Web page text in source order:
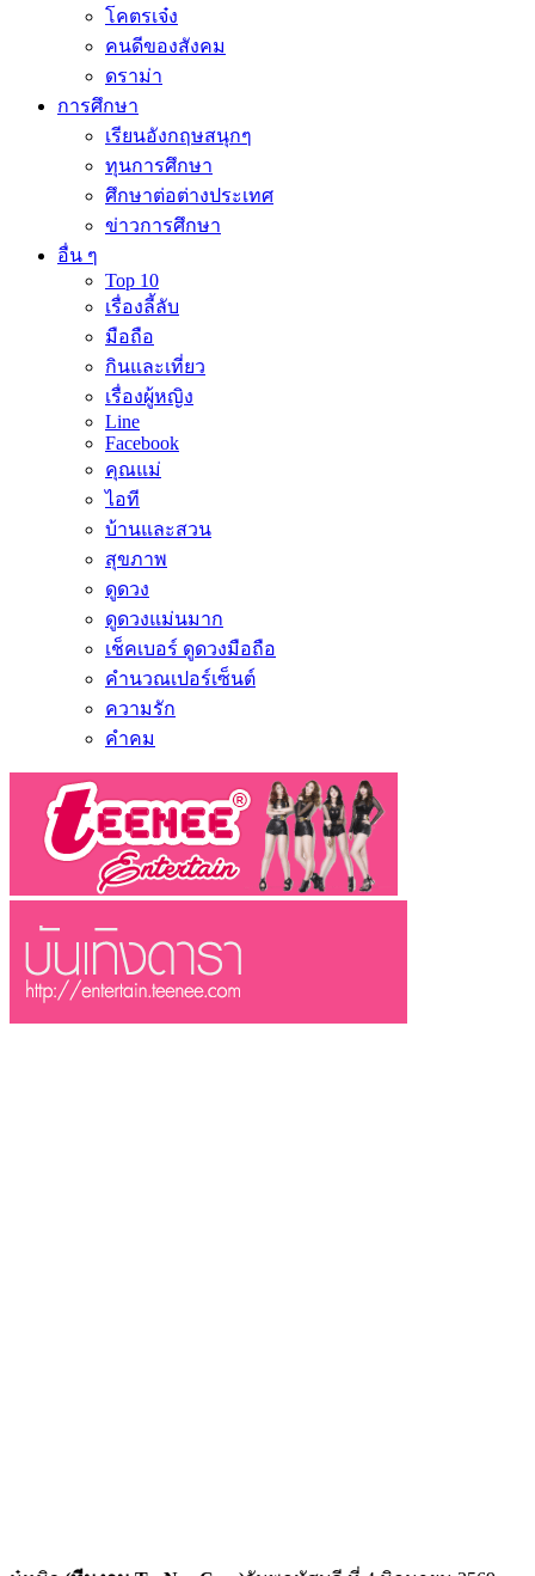
โคตรเจ๋ง
คนดีของสังคม
ดราม่า
การศึกษา
เรียนอังกฤษสนุกๆ
ทุนการศึกษา
ศึกษาต่อต่างประเทศ
ข่าวการศึกษา
อื่น ๆ
Top 10
เรื่องลี้ลับ
มือถือ
กินและเที่ยว
เรื่องผู้หญิง
Line
Facebook
คุณแม่
ไอที
บ้านและสวน
สุขภาพ
ดูดวง
ดูดวงแม่นมาก
เช็คเบอร์ ดูดวงมือถือ
คำนวณเปอร์เซ็นต์
ความรัก
คำคม